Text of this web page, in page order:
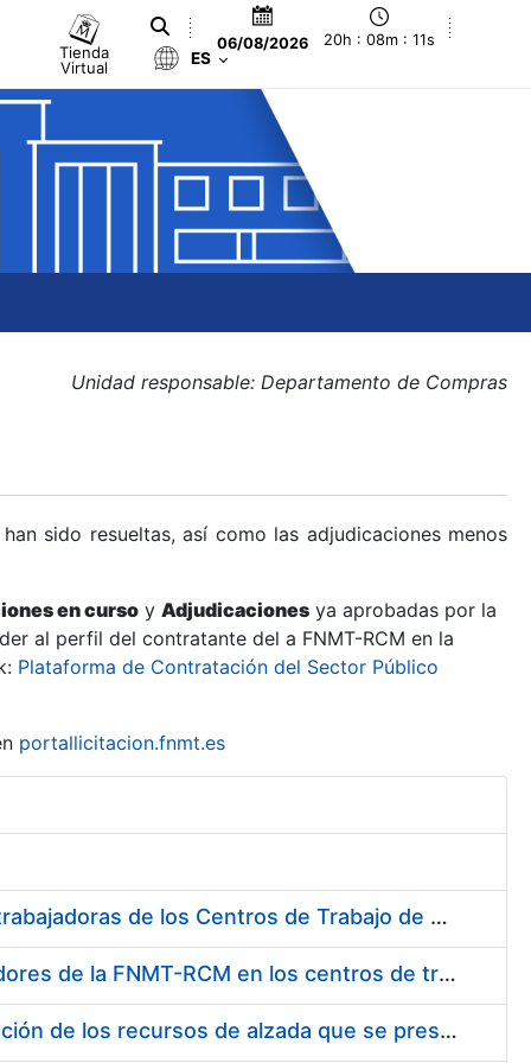
Tienda
Virtual
06/08/2026 20h : 08m : 12s
ES
Unidad responsable: Departamento de Compras
sido resueltas, así como las adjudicaciones menos
en curso y Adjudicaciones ya aprobadas por la
al perfil del contratante del a FNMT-RCM en la
Plataforma de Contratación del Sector Público
portallicitacion.fnmt.es
Suministro de Protectores Auditivos a medida para las personas trabajadoras de los Centros de Trabajo de Madrid y Burgos
Suministro de gafas graduadas antiproyecciones para los trabajadores de la FNMT-RCM en los centros de trabajo de Madrid y Burgos
Servicios de una empresa externa para el asesoramiento y resolución de los recursos de alzada que se presentan relacionados con procesos de selección para la FNMT-RCM